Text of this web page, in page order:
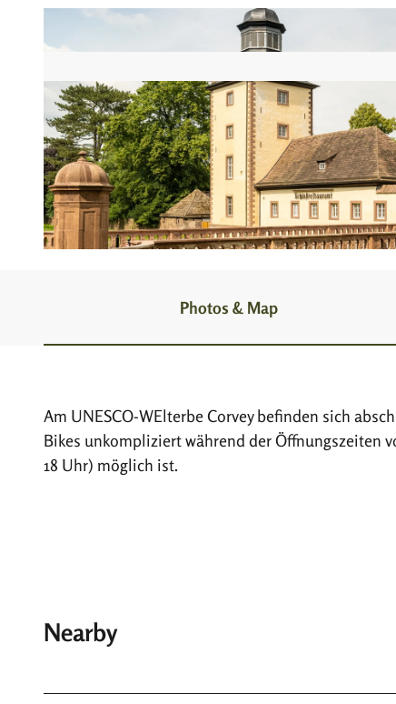
Photos & Map
Am UNESCO-WElterbe Corvey befinden sich
Bikes unkompliziert während der Öffnungszeiten
18 Uhr) möglich ist.
Nearby